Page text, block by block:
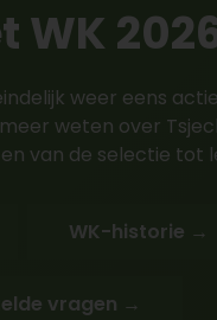
WK
weer eens
weten over
van de selectie tot
WK-historie →
vragen →